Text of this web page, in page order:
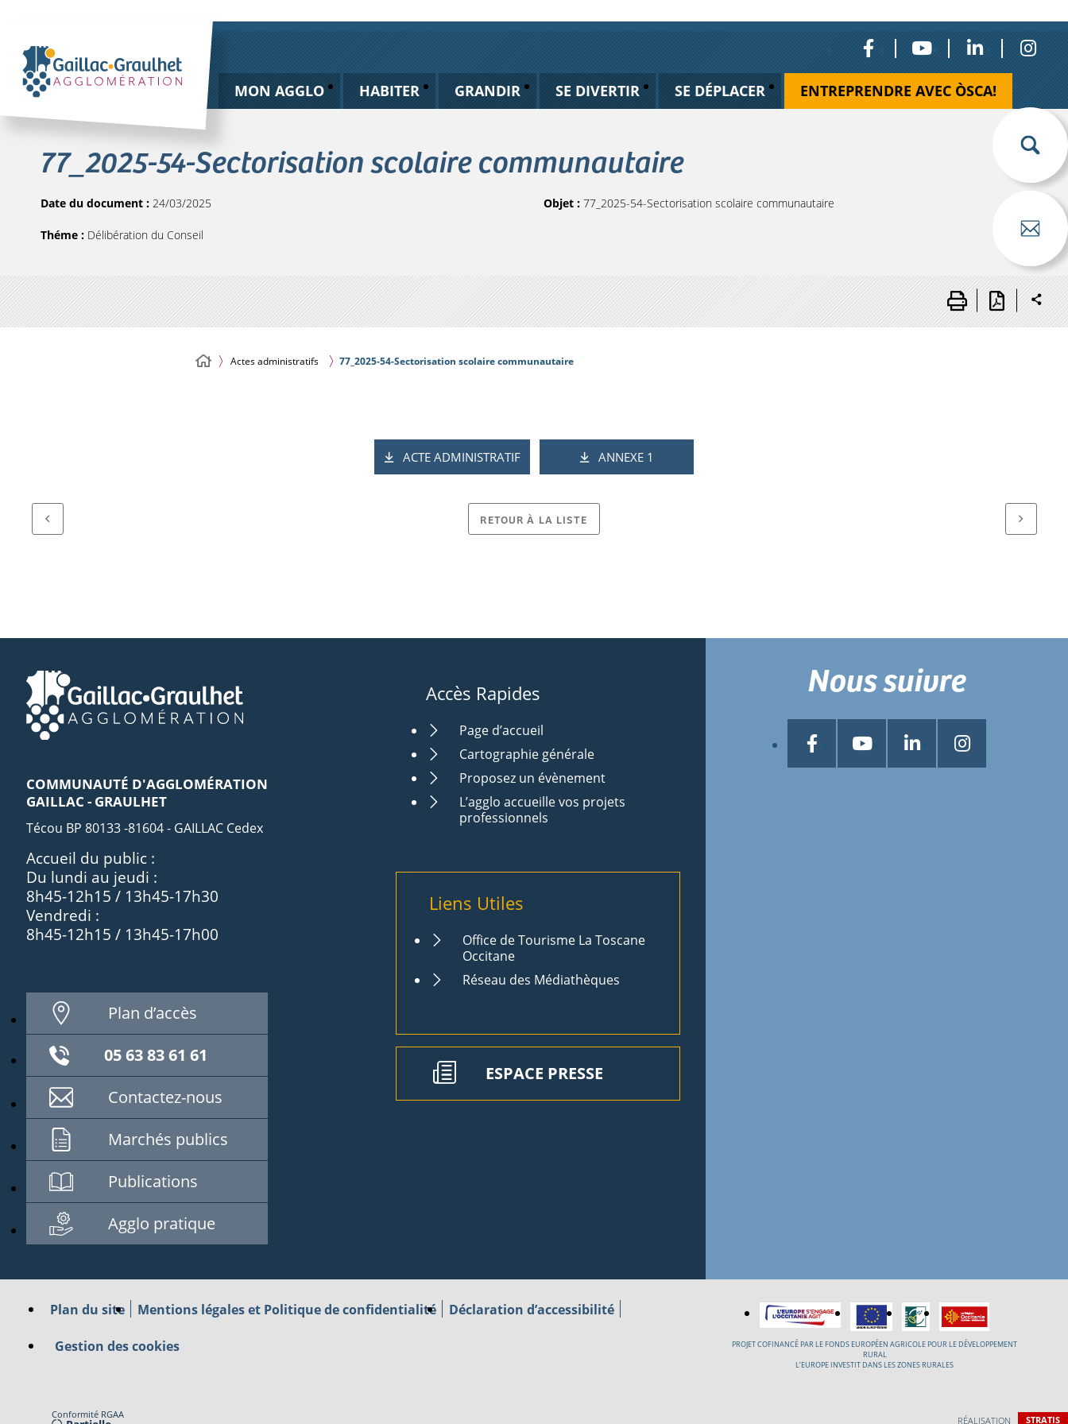
MON AGGLO HABITER GRANDIR SE DIVERTIR SE DÉPLACER ENTREPRENDRE AVEC ÒSCA!
77_2025-54-Sectorisation scolaire communautaire
Date du document : 24/03/2025
Théme : Délibération du Conseil
Objet : 77_2025-54-Sectorisation scolaire communautaire
Actes administratifs 77_2025-54-Sectorisation scolaire communautaire
ACTE ADMINISTRATIF ANNEXE 1
RETOUR À LA LISTE
COMMUNAUTÉ D'AGGLOMÉRATION
GAILLAC - GRAULHET
Técou BP 80133 -81604 - GAILLAC Cedex
Accueil du public :
Du lundi au jeudi :
8h45-12h15 / 13h45-17h30
Vendredi :
8h45-12h15 / 13h45-17h00
Plan d’accès
05 63 83 61 61
Contactez-nous
Marchés publics
Publications
Agglo pratique
Accès Rapides
Page d’accueil
Cartographie générale
Proposez un évènement
L’agglo accueille vos projets
professionnels
Liens Utiles
Office de Tourisme La Toscane
Occitane
Réseau des Médiathèques
ESPACE PRESSE
Nous suivre
Plan du site Mentions légales et Politique de confidentialité Déclaration d’accessibilité
Gestion des cookies
PROJET COFINANCÉ PAR LE FONDS EUROPÉEN AGRICOLE POUR LE DÉVELOPPEMENT
RURAL
L’EUROPE INVESTIT DANS LES ZONES RURALES
Conformité RGAA RÉALISATION STRATIS